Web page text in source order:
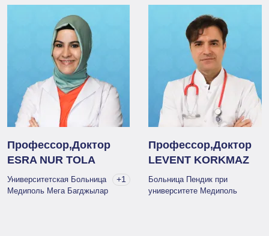
Профессор,Доктор
ESRA NUR TOLA
Университетская Больница
Медиполь Мега Багджылар
+1
Профессор,Доктор
LEVENT KORKMAZ
Больница Пендик при
университете Медиполь